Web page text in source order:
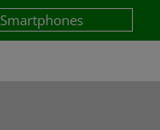
Smartphones